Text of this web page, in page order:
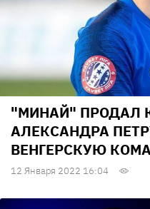
"МИНАЙ" ПРОДАЛ
АЛЕКСАНДРА
ВЕНГЕРСКУЮ
12 Января 2022 16:04